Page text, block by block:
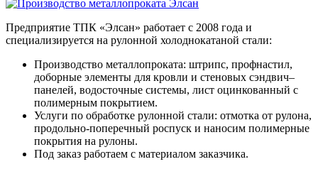
Предприятие ТПК «Элсан» работает с 2008 года и
специализируется на рулонной холоднокатаной стали:
Производство металлопроката: штрипс, профнастил,
доборные элементы для кровли и стеновых сэндвич–
панелей, водосточные системы, лист оцинкованный с
полимерным покрытием.
Услуги по обработке рулонной стали: отмотка от рулона,
продольно-поперечный роспуск и наносим полимерные
покрытия на рулоны.
Под заказ работаем с материалом заказчика.